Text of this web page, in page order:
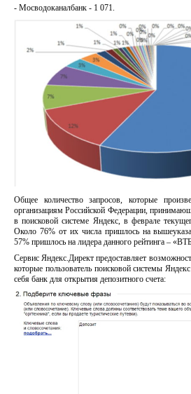
- Мосводоканалбанк - 1 071.
Общее количество запросов, которые
организациям Российской Федерации,
в поисковой системе Яндекс, в феврале
Около 76% от их числа пришлось на
57% пришлось на лидера данного рейтинга –
Сервис Яндекс.Директ предоставляет
которые пользователь поисковой системы
себя банк для открытия депозитного счета: